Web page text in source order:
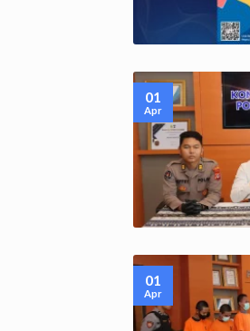
01
Apr
01
Apr